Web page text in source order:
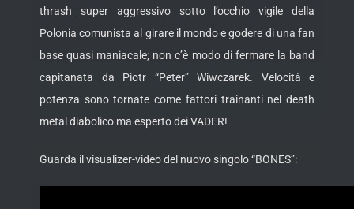
thrash super aggressivo sotto l’occhio vigile della
Polonia comunista al girare il mondo e godere di una fan
base quasi maniacale; non c’è modo di fermare la band
capitanata da Piotr “Peter” Wiwczarek. Velocità e
potenza sono tornate come fattori trainanti nel death
metal diabolico ma esperto dei VADER!
Guarda il visualizer-video del nuovo singolo “BONES”: